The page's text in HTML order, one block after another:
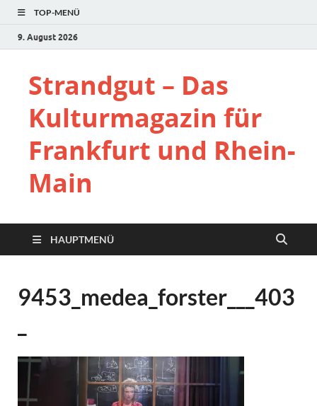
TOP-MENÜ
9. August 2026
Strandgut – Das
Kulturmagazin für
Frankfurt und Rhein-
Main
HAUPTMENÜ
9453_medea_forster___403